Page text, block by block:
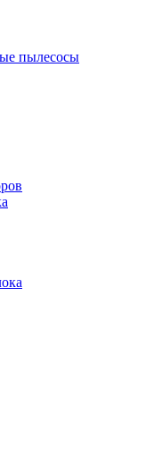
пылесосы